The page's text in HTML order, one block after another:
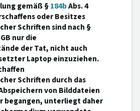
gemäß §184bAbs. 4
oder Besitzes
Schriften sind nach §
nur die
der Tat, nicht auch
Laptop einzuziehen.
Schriften durch das
von Bilddateien
begangen, unterliegt daher